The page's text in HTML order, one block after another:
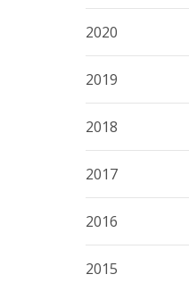
2020
2019
2018
2017
2016
2015